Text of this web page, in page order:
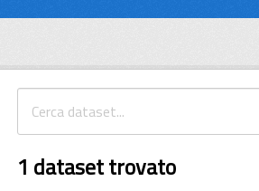
1 dataset trovato